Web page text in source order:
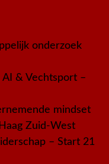
onderzoek
& Vechtsport –
mindset
Zuid-West
– Start 21